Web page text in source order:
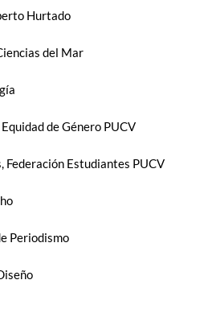
Hurtado
del Mar
de Género PUCV
Federación Estudiantes PUCV
Periodismo